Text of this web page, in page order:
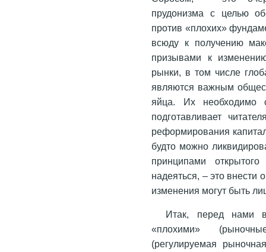
прудонизма с целью
против «плохих»
всюду к получению
призывами к
рынки, в том числе
являются важным
яйца. Их необходимо
подготавливает
реформирования
будто можно
принципами
надеяться, – это
изменения могут быть
Итак, перед нами
«плохими»
(регулируемая